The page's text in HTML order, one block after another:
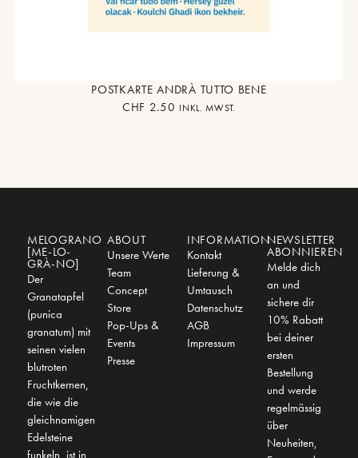
POSTKARTE ANDRÀ TUTTO BENE
CHF 2.50 INKL. MWST.
MELOGRANO
[ME-LO-
GRÀ-NO]
Der
Granatapfel
(punica
granatum) mit
seinen vielen
blutroten
Fruchtkernen,
die wie die
gleichnamigen
Edelsteine
funkeln, ist in
ABOUT
Unsere Werte
Team
Concept
Store
Pop-Ups &
Events
Presse
INFORMATION
Kontakt
Lieferung &
Umtausch
Datenschutz
AGB
Impressum
NEWSLETTER
ABONNIEREN
Melde dich
an und
sichere dir
10% Rabatt
bei deiner
ersten
Bestellung
und werde
regelmässig
über
Neuheiten,